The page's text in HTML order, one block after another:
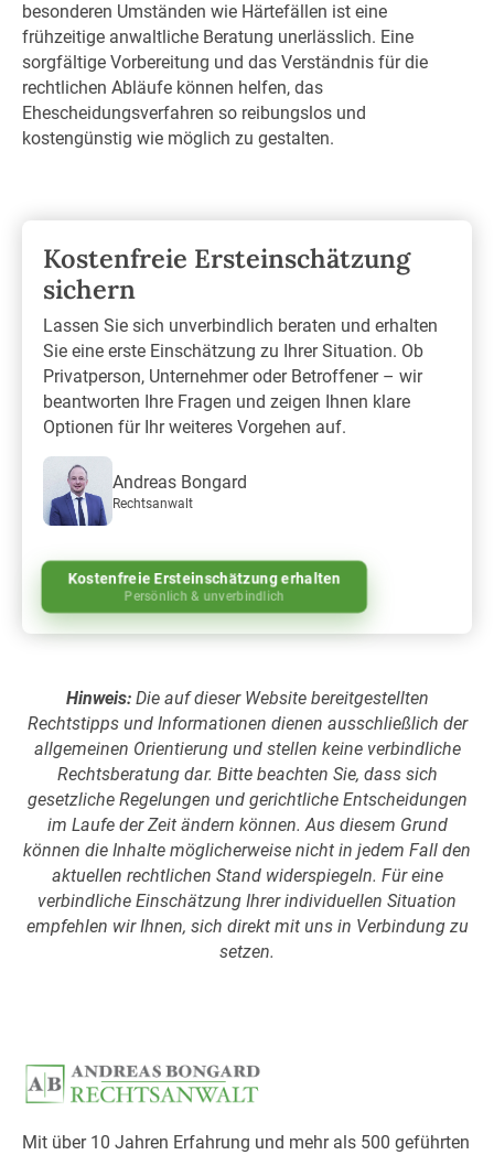
besonderen Umständen wie Härtefällen ist eine
frühzeitige anwaltliche Beratung unerlässlich. Eine
sorgfältige Vorbereitung und das Verständnis für die
rechtlichen Abläufe können helfen, das
Ehescheidungsverfahren so reibungslos und
kostengünstig wie möglich zu gestalten.
Kostenfreie Ersteinschätzung
sichern
Lassen Sie sich unverbindlich beraten und erhalten
Sie eine erste Einschätzung zu Ihrer Situation. Ob
Privatperson, Unternehmer oder Betroffener – wir
beantworten Ihre Fragen und zeigen Ihnen klare
Optionen für Ihr weiteres Vorgehen auf.
Andreas Bongard
Rechtsanwalt
Kostenfreie Ersteinschätzung erhalten
Persönlich & unverbindlich
Hinweis:Die auf dieser Website bereitgestellten
Rechtstipps und Informationen dienen ausschließlich der
allgemeinen Orientierung und stellen keine verbindliche
Rechtsberatung dar. Bitte beachten Sie, dass sich
gesetzliche Regelungen und gerichtliche Entscheidungen
im Laufe der Zeit ändern können. Aus diesem Grund
können die Inhalte möglicherweise nicht in jedem Fall den
aktuellen rechtlichen Stand widerspiegeln. Für eine
verbindliche Einschätzung Ihrer individuellen Situation
empfehlen wir Ihnen, sich direkt mit uns in Verbindung zu
setzen.
Mit über 10 Jahren Erfahrung und mehr als 500 geführten